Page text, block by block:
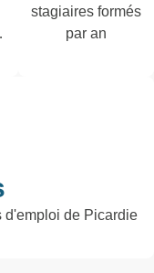
stagiaires formés
par an
d'emploi de Picardie